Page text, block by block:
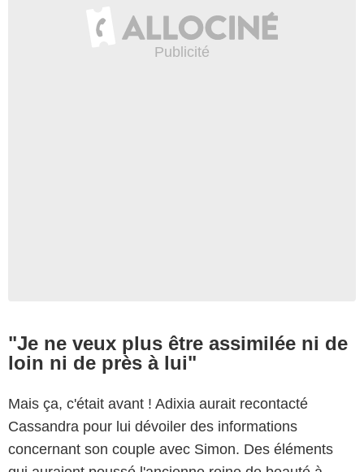
"Je ne veux plus être assimilée ni de
loin ni de près à lui"
Mais ça, c'était avant ! Adixia aurait recontacté
Cassandra pour lui dévoiler des informations
concernant son couple avec Simon. Des éléments